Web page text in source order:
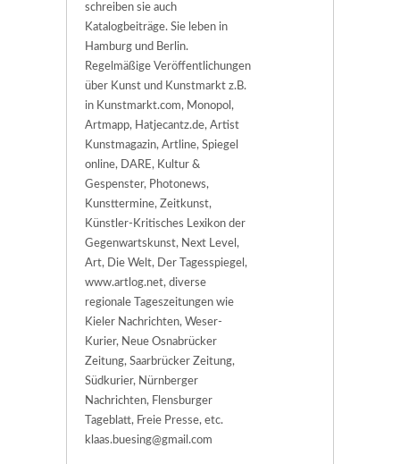
schreiben sie auch
Katalogbeiträge. Sie leben in
Hamburg und Berlin.
Regelmäßige Veröffentlichungen
über Kunst und Kunstmarkt z.B.
in Kunstmarkt.com, Monopol,
Artmapp, Hatjecantz.de, Artist
Kunstmagazin, Artline, Spiegel
online, DARE, Kultur &
Gespenster, Photonews,
Kunsttermine, Zeitkunst,
Künstler-Kritisches Lexikon der
Gegenwartskunst, Next Level,
Art, Die Welt, Der Tagesspiegel,
www.artlog.net, diverse
regionale Tageszeitungen wie
Kieler Nachrichten, Weser-
Kurier, Neue Osnabrücker
Zeitung, Saarbrücker Zeitung,
Südkurier, Nürnberger
Nachrichten, Flensburger
Tageblatt, Freie Presse, etc.
klaas.buesing@gmail.com